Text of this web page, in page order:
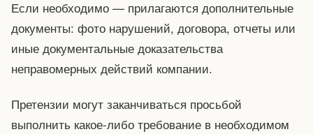
Если необходимо — прилагаются дополнительные
документы: фото нарушений, договора, отчеты или
иные документальные доказательства
неправомерных действий компании.
Претензии могут заканчиваться просьбой
выполнить какое-либо требование в необходимом